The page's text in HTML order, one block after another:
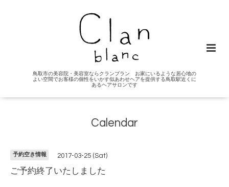
鳥取市の美容院・美容室ならクランブラン お家にいるような居心地の
よい空間でお客様の個性をいかす似あわせヘアを提供する鳥取駅近くに
あるヘアサロンです
Calendar
予約空き情報 2017-03-25 (Sat)
ご予約終了いたしました